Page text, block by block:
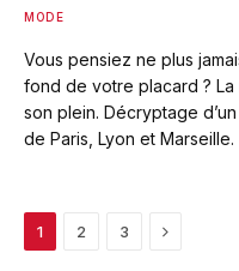
MODE
Vous pensiez ne plus
fond de votre placard ? La
son plein. Décryptage
de Paris, Lyon et Marseille.
1 2 3 Next